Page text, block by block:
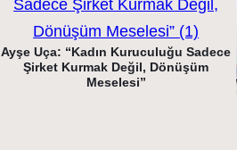
Ayşe Uça: “Kadın Kuruculuğu Sadece
Şirket Kurmak Değil, Dönüşüm
Meselesi”